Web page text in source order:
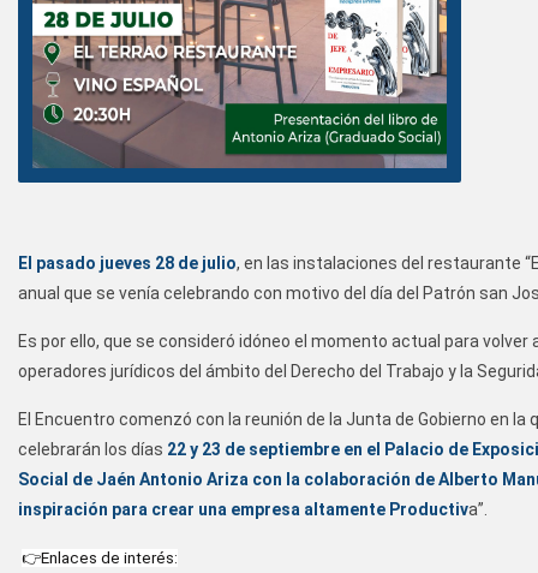
El pasado jueves 28 de julio, en las instalaciones del restaurante
anual que se venía celebrando con motivo del día del Patrón san
Es por ello, que se consideró idóneo el momento actual para
operadores jurídicos del ámbito del Derecho del Trabajo y la
El Encuentro comenzó con la reunión de la Junta de Gobierno en
celebrarán los días 22 y 23 de septiembre en el Palacio de
Social de Jaén Antonio Ariza con la colaboración de Alberto
inspiración para crear una empresa altamente Productiva”.
👉Enlaces de interés: